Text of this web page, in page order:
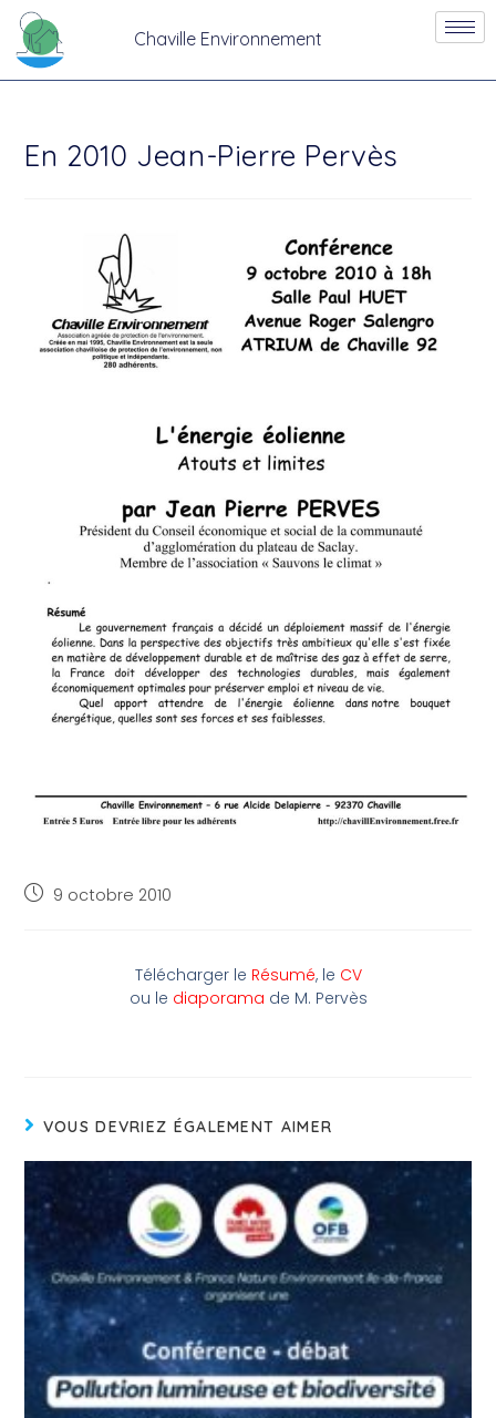
Chaville Environnement
En 2010 Jean-Pierre Pervès
9 octobre 2010
Télécharger le Résumé, le CV
ou le diaporama de M. Pervès
VOUS DEVRIEZ ÉGALEMENT AIMER